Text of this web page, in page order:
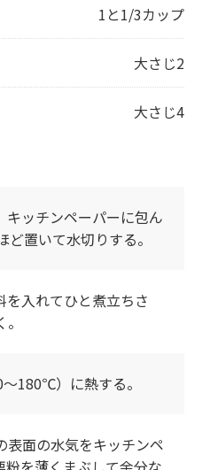
1と1/3カップ
大さじ2
大さじ4
キッチンペーパーに包ん
置いて水切りする。
を入れてひと煮立ちさ
180℃）に熱する。
表面の水気をキッチンペ